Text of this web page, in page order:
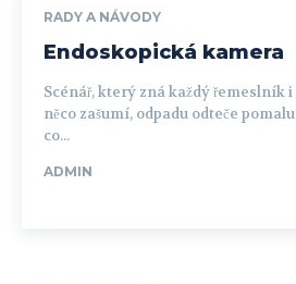
RADY A NÁVODY
Endoskopická kamera
Scénář, který zná každý řemeslník
něco zašumí, odpadu odteče
co...
ADMIN